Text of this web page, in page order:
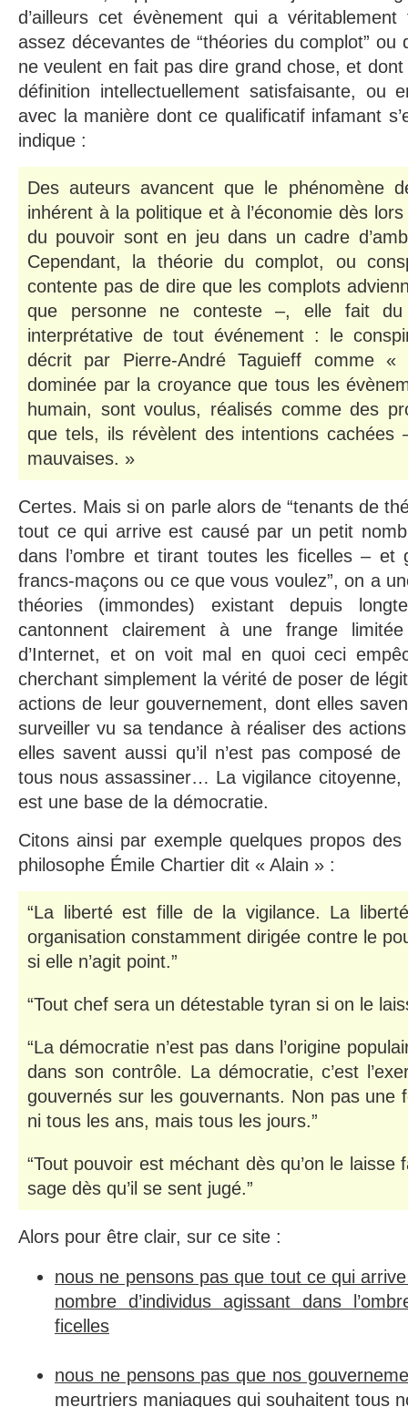
d’ailleurs cet évènement qui a
assez décevantes de “théories du complot” ou
ne veulent en fait pas dire grand chose, et
définition intellectuellement satisfaisante, ou
avec la manière dont ce qualificatif infamant
indique :
Des auteurs avancent que le phénomène
inhérent à la politique et à l’économie dès
du pouvoir sont en jeu dans un cadre
Cependant, la théorie du complot, ou
contente pas de dire que les complots
que personne ne conteste –, elle fait
interprétative de tout événement : le
décrit par Pierre-André Taguieff comme
dominée par la croyance que tous les
humain, sont voulus, réalisés comme des
que tels, ils révèlent des intentions cachées
mauvaises. »
Certes. Mais si on parle alors de “tenants de
tout ce qui arrive est causé par un petit
dans l’ombre et tirant toutes les ficelles – et
francs-maçons ou ce que vous voulez”, on a
théories (immondes) existant depuis
cantonnent clairement à une frange
d’Internet, et on voit mal en quoi ceci
cherchant simplement la vérité de poser de
actions de leur gouvernement, dont elles
surveiller vu sa tendance à réaliser des
elles savent aussi qu’il n’est pas composé
tous nous assassiner… La vigilance citoyenne,
est une base de la démocratie.
Citons ainsi par exemple quelques propos
philosophe Émile Chartier dit « Alain » :
“La liberté est fille de la vigilance. La
organisation constamment dirigée contre le
si elle n’agit point.”
“Tout chef sera un détestable tyran si on le
“La démocratie n’est pas dans l’origine
dans son contrôle. La démocratie, c’est
gouvernés sur les gouvernants. Non pas une
ni tous les ans, mais tous les jours.”
“Tout pouvoir est méchant dès qu’on le
sage dès qu’il se sent jugé.”
Alors pour être clair, sur ce site :
nous ne pensons pas que tout ce qui
nombre d’individus agissant dans
ficelles
nous ne pensons pas que nos
meurtriers maniaques qui souhaitent tous